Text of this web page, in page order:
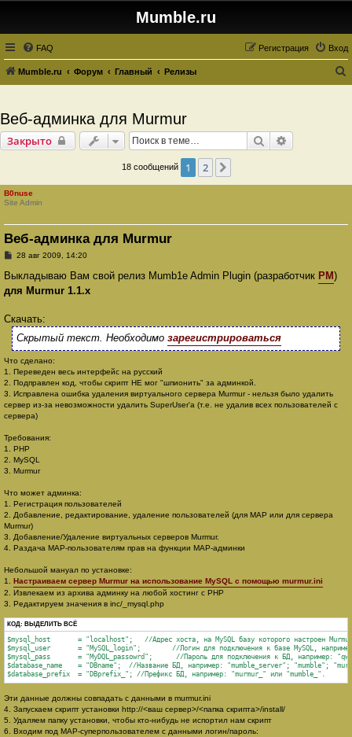
Mumble.ru
FAQ Вход
Регистрация
Mumble.ru Форум Главный Релизы
Веб-админка для Murmur
Закрыто Поиск
18 сообщений 1 2
B0nuse
Site Admin
Веб-админка для Murmur
С
о
щ
и
е
28 авг 2009, 14:20
Выкладываю Вам свой релиз Mumb1e Admin Plugin (разработчик PM)
для Murmur 1.1.x
Скачать:
Скрытый текст. Необходимо зарегистрироваться
Что сделано:
1. Переведен весь интерфейс на русский
2. Подправлен код, чтобы скрипт НЕ мог "шпионить" за админкой.
3. Исправлена ошибка удаления виртуального сервера Murmur - нельзя было удалить
сервер из-за невозможности удалить SuperUser'а (т.е. не удалив всех пользователей с
сервера)
Требования:
1. PHP
2. MySQL
3. Murmur
Что может админка:
1. Регистрация пользователей
2. Добавление, редактирование, удаление пользователей (для MAP или для сервера
Murmur)
3. Добавление/Удаление виртуальных серверов Murmur.
4. Раздача MAP-пользователям прав на функции MAP-админки
Небольшой мануал по установке:
1. Настраиваем сервер Murmur на использование MySQL с помощью murmur.ini
2. Извлекаем из архива админку на любой хостинг с PHP
3. Редактируем значения в inc/_mysql.php
КОД: ВЫДЕЛИТЬ ВСЁ
$mysql_host       = "localhost";   //Адрес хоста, на MySQL базу которого настроен
$mysql_user       = "MySQL_login";        //Логин для подключения к базе MySQL,
$mysql_pass       = "MyDQL_passowrd";      //Пароль для подключения к БД, например:
$database_name    = "DBname";  //Название БД, например: "mumble_server"; "mumble";
$database_prefix  = "DBprefix_"; //Префикс БД, например: "murmur_" или "mumble_".
Эти данные должны совпадать с данными в murmur.ini
4. Запускаем скрипт установки http://<ваш сервер>/<папка скрипта>/install/
5. Удаляем папку установки, чтобы кто-нибудь не испортил нам скрипт
6. Входим под MAP-суперпользователем с данными логин/пароль: